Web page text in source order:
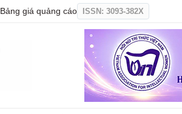
Bảng giá quảng cáo ISSN: 3093-382X